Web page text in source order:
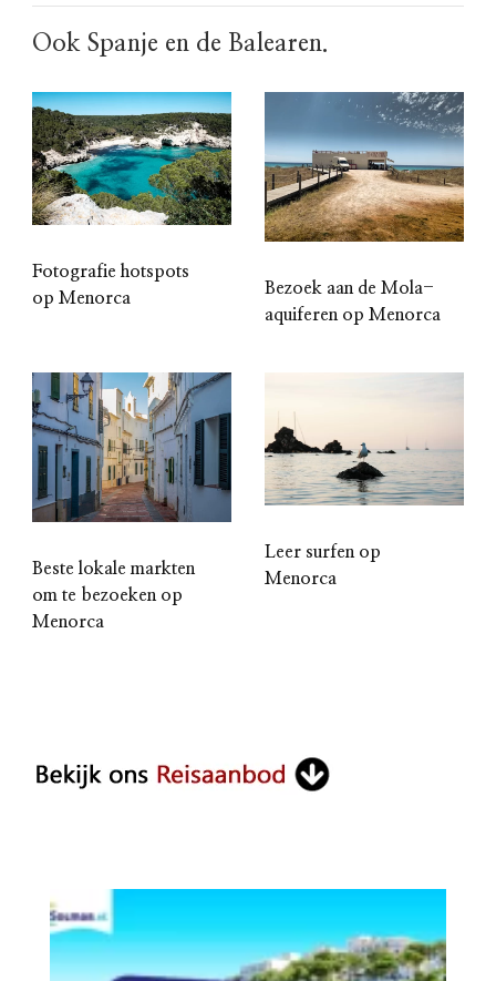
Ook Spanje en de Balearen.
Fotografie hotspots
op Menorca
Bezoek aan de Mola-
aquiferen op Menorca
Beste lokale markten
om te bezoeken op
Menorca
Leer surfen op
Menorca